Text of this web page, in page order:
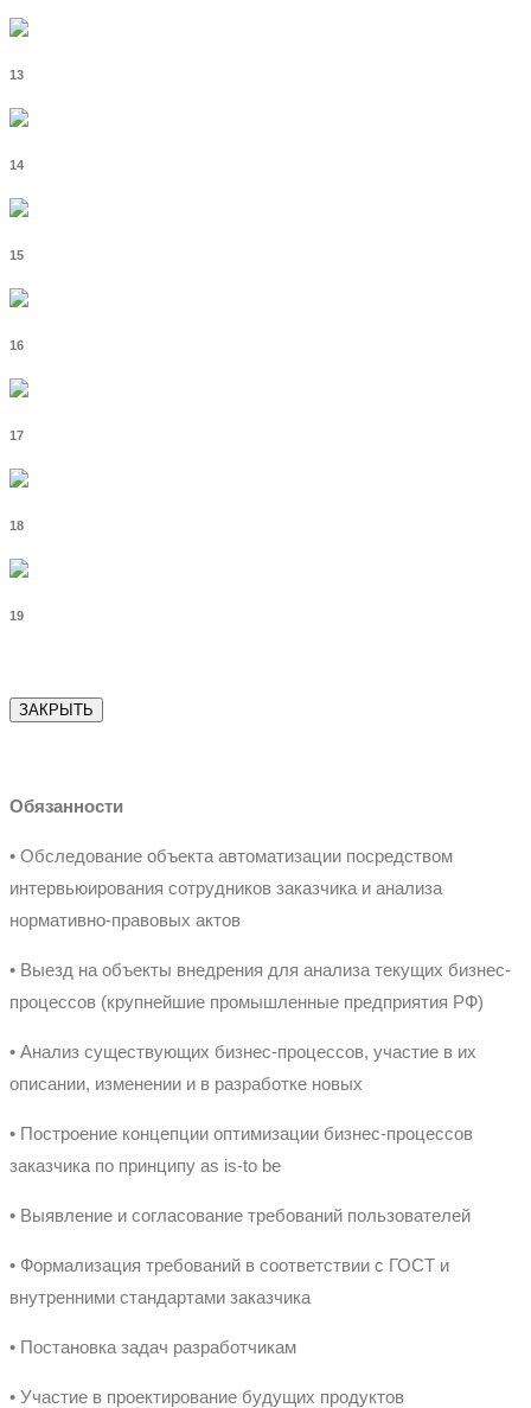
13
14
15
16
17
18
19
ЗАКРЫТЬ
Обязанности
• Обследование объекта автоматизации посредством
интервьюирования сотрудников заказчика и анализа
нормативно-правовых актов
• Выезд на объекты внедрения для анализа текущих бизнес-
процессов (крупнейшие промышленные предприятия РФ)
• Анализ существующих бизнес-процессов, участие в их
описании, изменении и в разработке новых
• Построение концепции оптимизации бизнес-процессов
заказчика по принципу as is-to be
• Выявление и согласование требований пользователей
• Формализация требований в соответствии с ГОСТ и
внутренними стандартами заказчика
• Постановка задач разработчикам
• Участие в проектирование будущих продуктов